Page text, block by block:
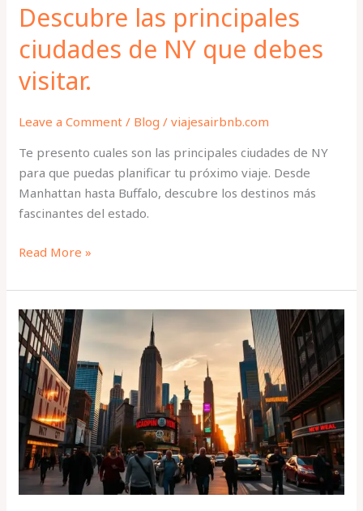
Descubre las principales
ciudades de NY que debes
visitar.
Leave a Comment / Blog /viajesairbnb.com
Te presento cuales son las principales ciudades de NY
para que puedas planificar tu próximo viaje. Desde
Manhattan hasta Buffalo, descubre los destinos más
fascinantes del estado.
Read More »
Consejos
para
viajar
a
Nueva
York:
Guía
esencial
2024